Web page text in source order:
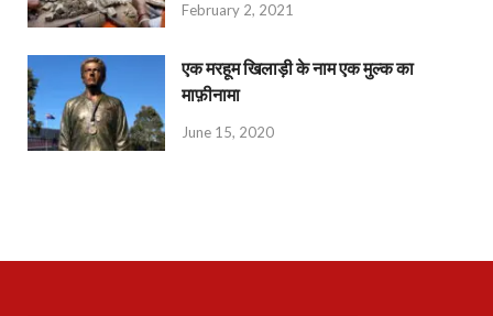
February 2, 2021
एक मरहूम खिलाड़ी के नाम एक मुल्क का
माफ़ीनामा
June 15, 2020